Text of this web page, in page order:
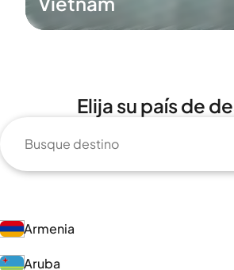
Elija su país de
Armenia
Aruba